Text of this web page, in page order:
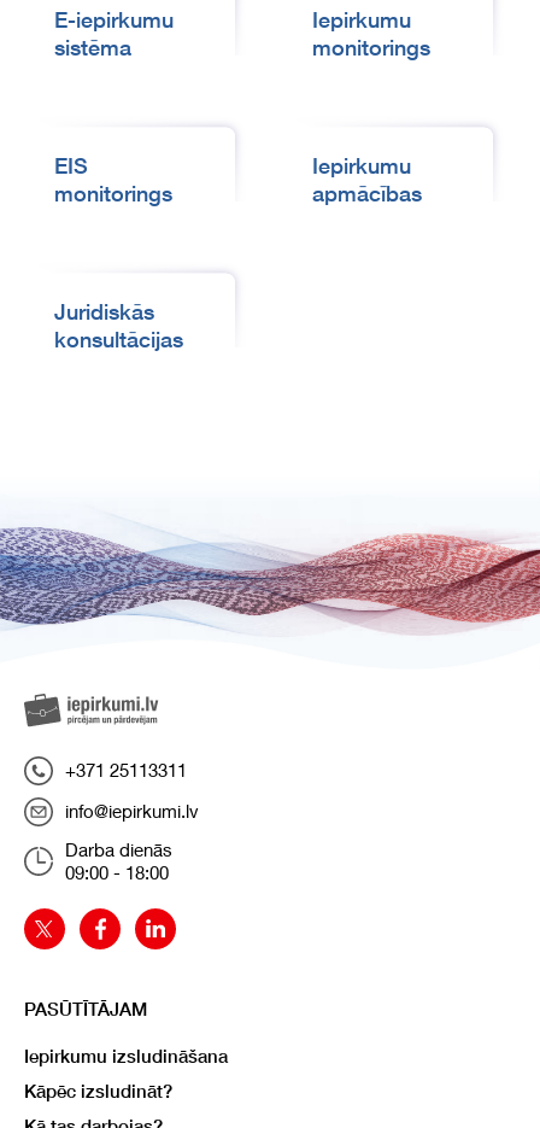
E-iepirkumu
sistēma
Iepirkumu
monitorings
EIS
monitorings
Iepirkumu
apmācības
Juridiskās
konsultācijas
+371 25113311
info@iepirkumi.lv
Darba dienās
09:00 - 18:00
PASŪTĪTĀJAM
Iepirkumu izsludināšana
Kāpēc izsludināt?